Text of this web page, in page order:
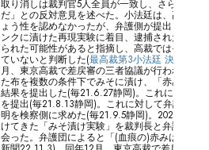
取り消しは裁判官5人全員が一致し、さらに2人
だ」との反対意見を述べた。小法廷は、高裁と
ょう性を認めなかったが、弁護側が提出した血
ンクに漬けた再現実験に着目、逮捕された後に
られた可能性があると指摘し、高裁ではその点
ていないと判断した(最高裁第3小法廷 決定 平30(
月、東京高裁で差戻審の三者協議が行われ、弁
た布を複数の条件下でみそに漬け、「赤みは残
結果を提出した(毎21.6.27静岡)。これに対して
を提出(毎21.8.13静岡)。これに対して弁護側が
明を検察側に求めた(毎21.9.5静岡)。2022年11月
けてきた「みそ漬け実験」を裁判長と弁護団が
会った。弁護団によると「(血痕の)赤みは全く消